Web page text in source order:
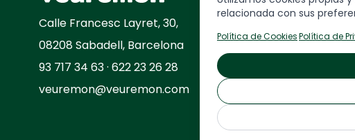
Calle Francesc Layret, 30,
08208 Sabadell, Barcelona
93 717 34 63 · 622 23 26 28
veuremon@veuremon.com
relacionada con sus
Política de Cookies·Política de